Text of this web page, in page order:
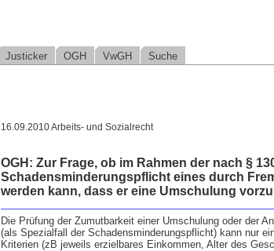
Justicker OGH VwGH Suche
16.09.2010 Arbeits- und Sozialrecht
OGH: Zur Frage, ob im Rahmen der nach §
Schadensminderungspflicht eines durch
werden kann, dass er eine Umschulung
Die Prüfung der Zumutbarkeit einer Umschulung oder der
(als Spezialfall der Schadensminderungspflicht) kann nur
Kriterien (zB jeweils erzielbares Einkommen, Alter des